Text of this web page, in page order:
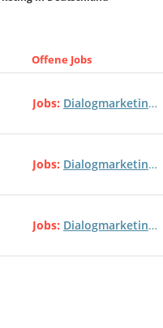
Offene Jobs
Jobs Dialogmarketingkaufmann
Jobs Dialogmarketingkaufmann
Jobs Dialogmarketingkaufmann